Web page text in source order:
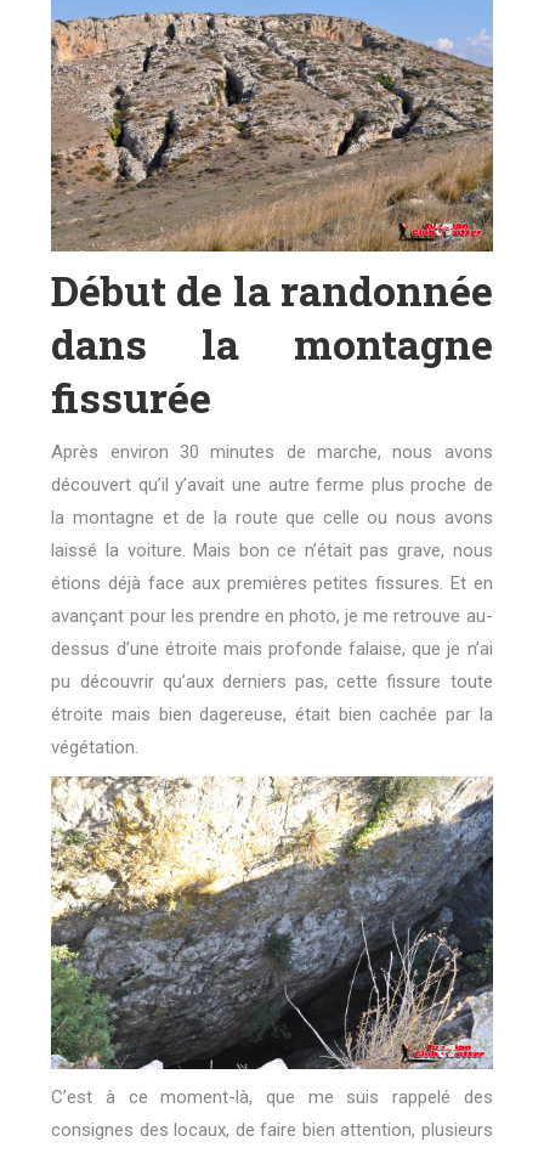
Début de la randonnée
dans la montagne
fissurée
Après environ 30 minutes de marche, nous avons
découvert qu’il y’avait une autre ferme plus proche de
la montagne et de la route que celle ou nous avons
laissé la voiture. Mais bon ce n’était pas grave, nous
étions déjà face aux premières petites fissures. Et en
avançant pour les prendre en photo, je me retrouve au-
dessus d’une étroite mais profonde falaise, que je n’ai
pu découvrir qu’aux derniers pas, cette fissure toute
étroite mais bien dagereuse, était bien cachée par la
végétation.
C’est à ce moment-là, que me suis rappelé des
consignes des locaux, de faire bien attention, plusieurs